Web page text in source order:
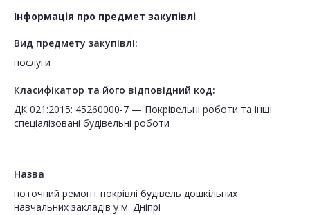
Інформація про предмет закупівлі
Вид предмету закупівлі:
послуги
Класифікатор та його відповідний код:
ДК 021:2015: 45260000-7 — Покрівельні роботи та інші
спеціалізовані будівельні роботи
Назва
поточний ремонт покрівлі будівель дошкільних
навчальних закладів у м. Дніпрі